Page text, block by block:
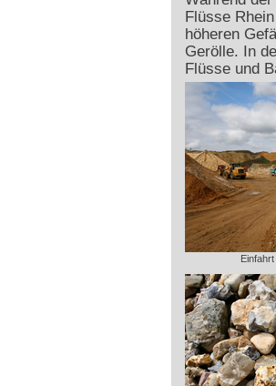
Flüsse
höheren
Gerölle. In
Flüsse und